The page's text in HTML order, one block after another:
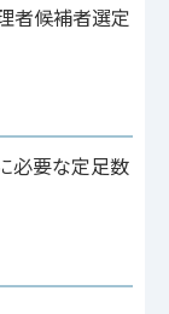
者候補者選定
必要な定足数